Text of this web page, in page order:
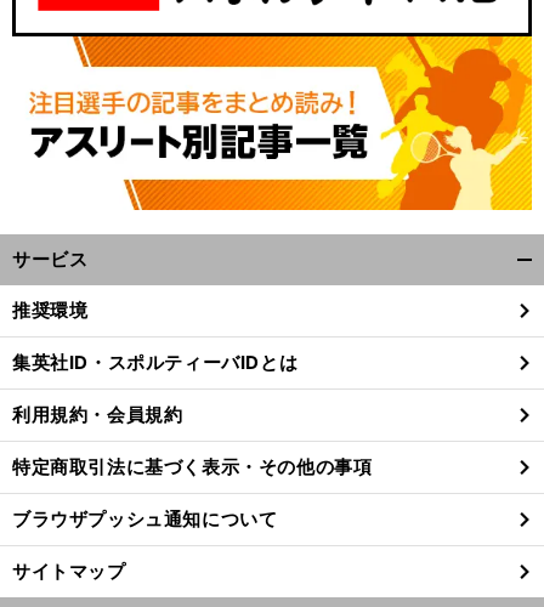
サービス
閉
る
推奨環境
集英社ID・スポルティーバIDとは
利用規約・会員規約
特定商取引法に基づく表示・その他の事項
ブラウザプッシュ通知について
サイトマップ